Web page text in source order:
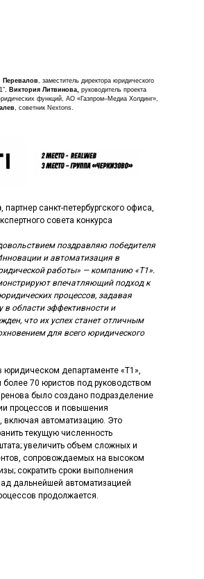
Булахову, старшего юриста
корпоративного права.
Перевалов, заместитель директора юридического
Виктория Литвинова, руководитель проекта
функций, АО «Газпром–Медиа Холдинг»,
, советник Nextons.
, партнер санкт-петербургского офиса,
совета конкурса
поздравляю победителя
и автоматизация в
работы» — компанию «Т1».
впечатляющий подход к
процессов, задавая
в области эффективности и
что их успех станет отличным
для всего юридического
юридическом департаменте «Т1»,
70 юристов под руководством
было создано подразделение
процессов и повышения
включая автоматизацию. Это
текущую численность
увеличить объем сложных и
сопровождаемых на высоком
сократить сроки выполнения
дальнейшей автоматизацией
продолжается.